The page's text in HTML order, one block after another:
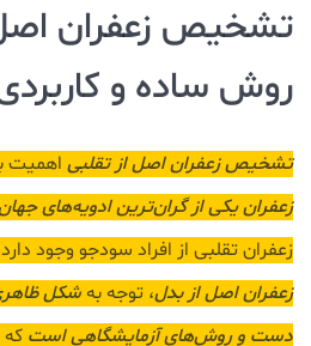
روش‌ ساده و
تشخیص زعفران اصل از تقلبی اهمیت
زعفران یکی از گران‌ترین ادویه‌های
زعفران تقلبی از افراد سودجو وجود
زعفران اصل از بدل، توجه بهشکل
دست و روش‌های آزمایشگاهی است